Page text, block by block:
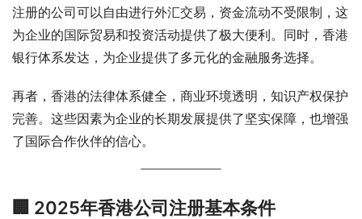
注册的公司可以自由进行外汇交易，资金流动不受限制，这
为企业的国际贸易和投资活动提供了极大便利。同时，香港
银行体系发达，为企业提供了多元化的金融服务选择。
再者，香港的法律体系健全，商业环境透明，知识产权保护
完善。这些因素为企业的长期发展提供了坚实保障，也增强
了国际合作伙伴的信心。
🏢 2025年香港公司注册基本条件